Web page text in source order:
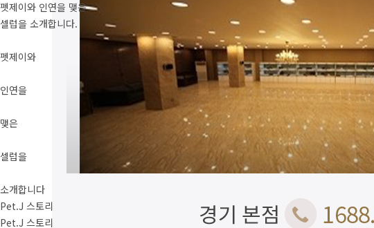
펫제이와 인연을 맺은
셀럽을 소개합니다.
펫제이와
인연을
맺은
셀럽을
소개합니다
Pet.J 스토리
Pet.J 스토리